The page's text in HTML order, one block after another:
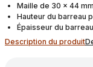
Maille de 30 x 44 mm
Hauteur du barreau
Épaisseur du
Description du produit